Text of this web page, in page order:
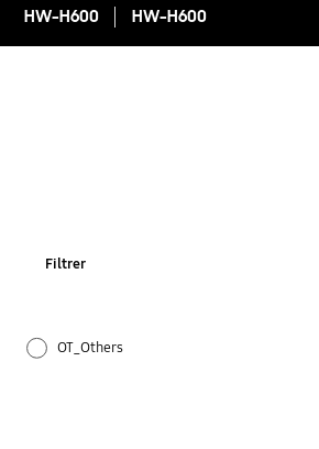
HW-H600 HW-H600
Filtrer
OT_Others